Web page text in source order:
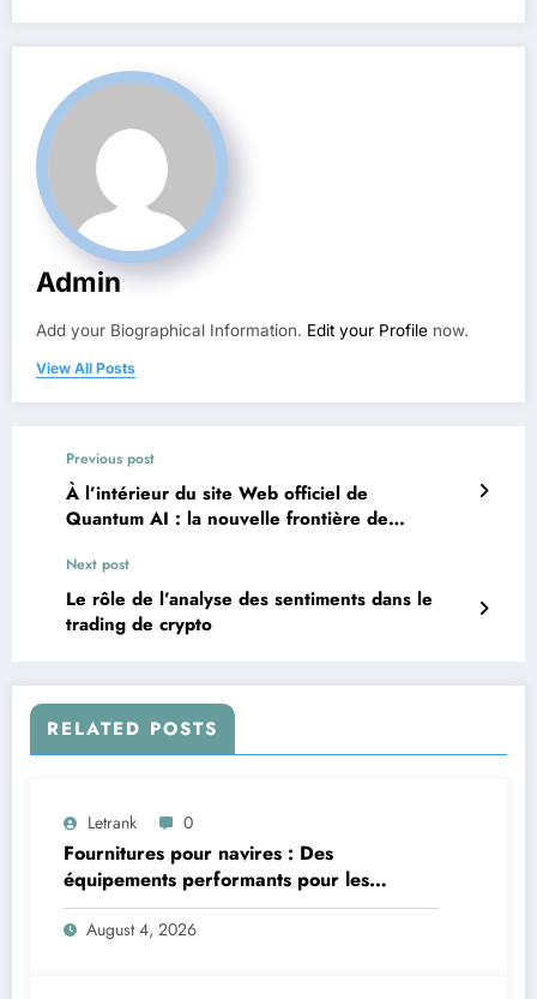
Admin
Add your Biographical Information. Edit your Profile now.
View All Posts
Previous post
À l’intérieur du site Web officiel de
Quantum AI : la nouvelle frontière de
Next post
Le rôle de l’analyse des sentiments dans le
trading de crypto
RELATED POSTS
Letrank 0
Fournitures pour navires : Des
équipements performants pour les
applications maritimes
August 4, 2026